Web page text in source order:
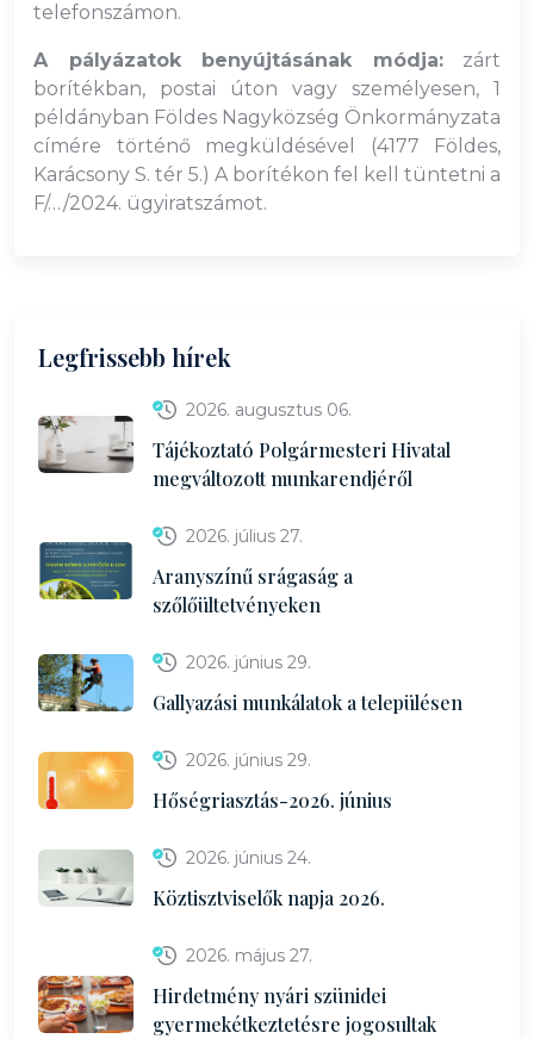
telefonszámon.
A pályázatok benyújtásának módja:zárt
borítékban, postai úton vagy személyesen, 1
példányban Földes Nagyközség Önkormányzata
címére történő megküldésével (4177 Földes,
Karácsony S. tér 5.) A borítékon fel kell tüntetni a
F/…/2024. ügyiratszámot.
Legfrissebb hírek
2026. augusztus 06.
Tájékoztató Polgármesteri Hivatal
megváltozott munkarendjéről
2026. július 27.
Aranyszínű srágaság a
szőlőültetvényeken
2026. június 29.
Gallyazási munkálatok a településen
2026. június 29.
Hőségriasztás-2026. június
2026. június 24.
Köztisztviselők napja 2026.
2026. május 27.
Hirdetmény nyári szünidei
gyermekétkeztetésre jogosultak